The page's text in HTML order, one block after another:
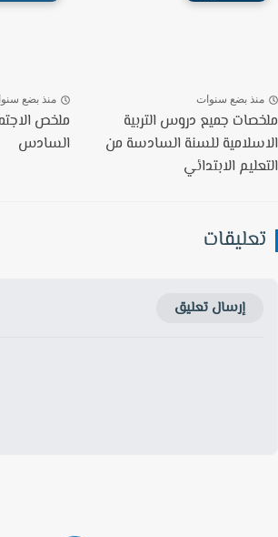
بضع سنوات
جميع دروس التربية
للسنة السادسة من
الابتدائي
منذ بضع سنوات
ملخص
السادس
إرسال تعليق